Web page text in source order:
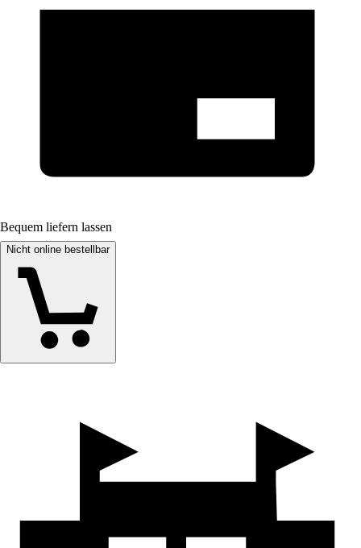
Bequem liefern lassen
Nicht online bestellbar